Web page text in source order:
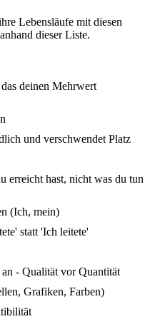
Lebensläufe mit diesen
dieser Liste.
deinen Mehrwert
und verschwendet Platz
erreicht hast, nicht was du tun
(Ich, mein)
statt 'Ich leitete'
- Qualität vor Quantität
Grafiken, Farben)